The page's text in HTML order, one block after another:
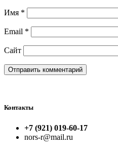
Имя *
Email *
Сайт
Контакты
+7 (921) 019-60-17
nors-r@mail.ru